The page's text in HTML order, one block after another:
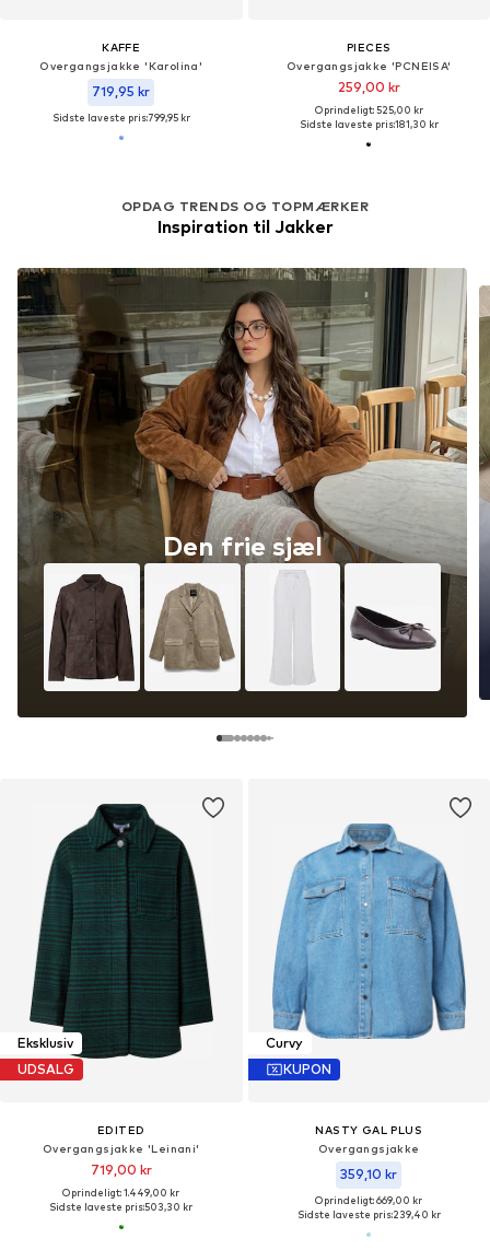
KAFFE
Overgangsjakke 'Karolina'
719,95 kr
Sidste laveste pris:799,95 kr
OPDAG TRENDS OG TOPMÆRKER
Inspiration til Jakker
Den frie sjæl
PIECES
Overgangsjakke 'PCNEISA'
259,00 kr
Oprindeligt: 525,00 kr
Sidste laveste pris:181,30 kr
Eksklusiv
UDSALG
EDITED
Overgangsjakke 'Leinani'
719,00 kr
Oprindeligt: 1.449,00 kr
Sidste laveste pris:503,30 kr
Curvy
KUPON
NASTY GAL PLUS
Overgangsjakke
359,10 kr
Oprindeligt: 669,00 kr
Sidste laveste pris:239,40 kr